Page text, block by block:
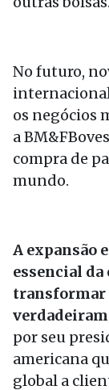
No futuro,
os negócios
a
compra de
mundo.
A expansão
essencial da
transformar
por seu
americana
global a